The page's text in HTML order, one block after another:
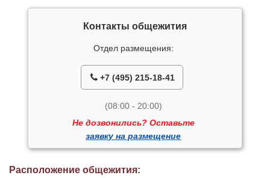
Контакты общежития
Отдел размещения:
+7 (495) 215-18-41
(08:00 - 20:00)
Не дозвонились? Оставьте
заявку на размещение
Расположение общежития: